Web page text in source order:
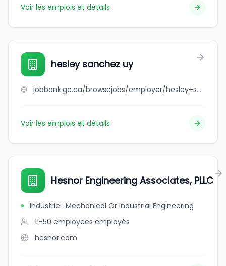
Voir les emplois et détails
hesley sanchez uy
jobbank.gc.ca/browsejobs/employer/hesley+sanchez+uy/ca
Voir les emplois et détails
Hesnor Engineering Associates, PLLC
Industrie: Mechanical Or Industrial Engineering
11-50 employees employés
hesnor.com